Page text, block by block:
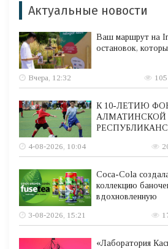
Актуальные новости
Ваш маршрут на
остановок,
Вчера, 12:32 105
К 10-ЛЕТИЮ
АЛМАТИНСКОЙ
4-08-2026, 10:04
Coca-Cola
коллекцию
вдохновленную
3-08-2026, 15:21
«Лаборатория